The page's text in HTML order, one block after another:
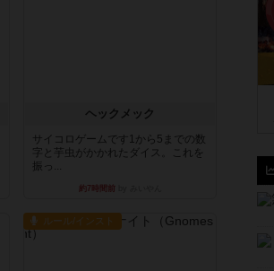
ヘックメック
サイコロゲームです1から5までの数
字と芋虫がかかれたダイス。これを
振っ...
約7時間前
ルール/インスト